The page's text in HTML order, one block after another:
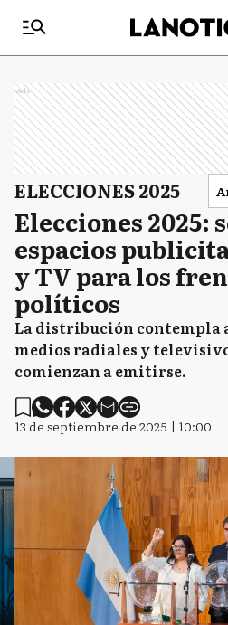
Ads
ELECCIONES 2025
Elecciones 2025:
espacios
y TV para los
políticos
La distribución contempla
medios radiales y
comienzan a emitirse.
13 de septiembre de 2025 | 10:00